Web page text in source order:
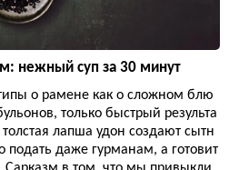
нежный суп за 30 минут
о рамене как о сложном блю
только быстрый результа
лапша удон создают сытн
подать даже гурманам, а готовит